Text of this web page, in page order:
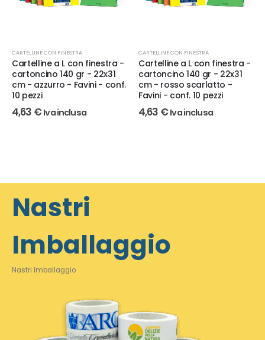
CARTELLINE CON FINESTRA
Cartelline a L con finestra -
cartoncino 140 gr - 22x31
cm - azzurro - Favini - conf.
10 pezzi
4,63 € Iva inclusa
CARTELLINE CON FINESTRA
Cartelline a L con finestra -
cartoncino 140 gr - 22x31
cm - rosso scarlatto -
Favini - conf. 10 pezzi
4,63 € Iva inclusa
Nastri
Imballaggio
Nastri Imballaggio